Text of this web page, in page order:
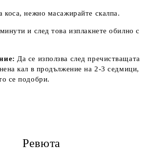
коса, нежно масажирайте скалпа.
и след това изплакнете обилно с
Да се използва след пречистващата
кал в продължение на 2-3 седмици,
се подобри.
Ревюта